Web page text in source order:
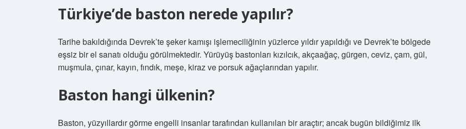
Türkiye’de baston nerede yapılır?
Tarihe bakıldığında Devrek’te şeker kamışı işlemeciliğinin yüzlerce yıldır yapıldığı ve Devrek’te bölgede
eşsiz bir el sanatı olduğu görülmektedir. Yürüyüş bastonları kızılcık, akçaağaç, gürgen, ceviz, çam, gül,
muşmula, çınar, kayın, fındık, meşe, kiraz ve porsuk ağaçlarından yapılır.
Baston hangi ülkenin?
Baston, yüzyıllardır görme engelli insanlar tarafından kullanılan bir araçtır; ancak bugün bildiğimiz ilk